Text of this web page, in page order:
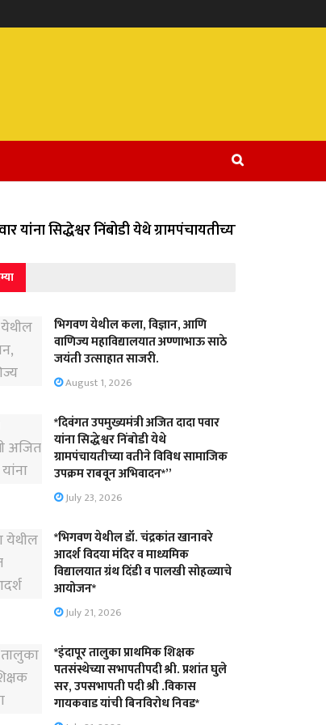
यांना सिद्धेश्वर निंबोडी येथे ग्रामपंचायतीच्या वतीने विविध
भिगवण येथील कला, विज्ञान, आणि
वाणिज्य महाविद्यालयात अण्णाभाऊ साठे
जयंती उत्साहात साजरी.
August 1, 2026
*दिवंगत उपमुख्यमंत्री अजित दादा पवार
यांना सिद्धेश्वर निंबोडी येथे
ग्रामपंचायतीच्या वतीने विविध सामाजिक
उपक्रम राबवून अभिवादन*”
July 23, 2026
*भिगवण येथील डॉ. चंद्रकांत खानावरे
आदर्श विदया मंदिर व माध्यमिक
विद्यालयात ग्रंथ दिंडी व पालखी सोहळ्याचे
आयोजन*
July 21, 2026
*इंदापूर तालुका प्राथमिक शिक्षक
पतसंस्थेच्या सभापतीपदी श्री. प्रशांत घुले
सर, उपसभापती पदी श्री .विकास
गायकवाड यांची बिनविरोध निवड*